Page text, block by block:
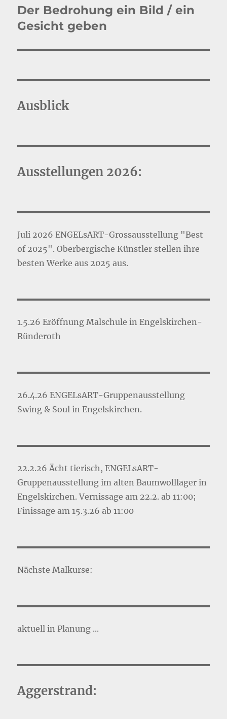
Nächster
Beitrag:
Der Bedrohung ein Bild / ein
Gesicht geben
Ausblick
Ausstellungen 2026:
Juli 2026 ENGELsART-Grossausstellung "Best
of 2025". Oberbergische Künstler stellen ihre
besten Werke aus 2025 aus.
1.5.26 Eröffnung Malschule in Engelskirchen-
Ründeroth
26.4.26 ENGELsART-Gruppenausstellung
Swing & Soul in Engelskirchen.
22.2.26 Ächt tierisch, ENGELsART-
Gruppenausstellung im alten Baumwolllager in
Engelskirchen. Vernissage am 22.2. ab 11:00;
Finissage am 15.3.26 ab 11:00
Nächste Malkurse:
aktuell in Planung ...
Aggerstrand: